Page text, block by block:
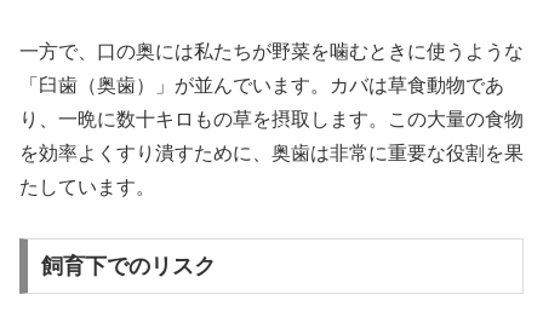
一方で、口の奥には私たちが野菜を噛むときに使うような
「臼歯（奥歯）」が並んでいます。カバは草食動物であ
り、一晩に数十キロもの草を摂取します。この大量の食物
を効率よくすり潰すために、奥歯は非常に重要な役割を果
たしています。
飼育下でのリスク